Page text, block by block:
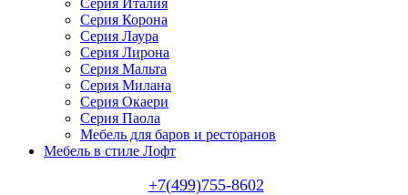
Серия Италия
Серия Корона
Серия Лаура
Серия Лирона
Серия Мальта
Серия Милана
Серия Окаери
Серия Паола
Мебель для баров и ресторанов
Мебель в стиле Лофт
+7(499)755-8602